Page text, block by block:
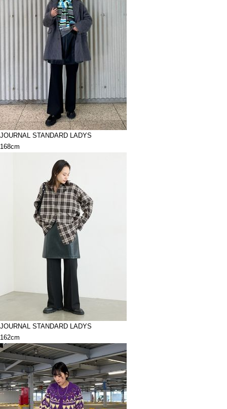
JOURNAL STANDARD LADYS
168cm
JOURNAL STANDARD LADYS
162cm